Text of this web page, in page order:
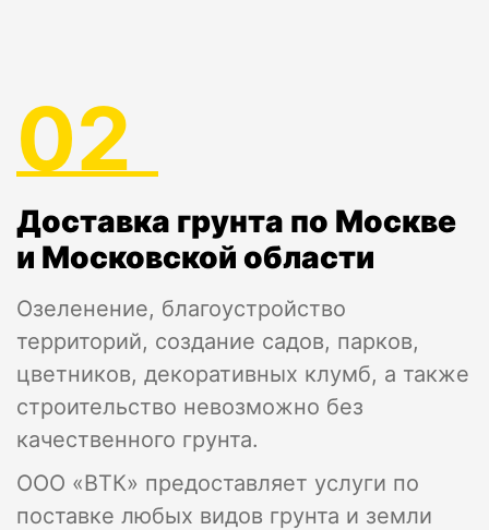
02
Доставка грунта по Москве
и Московской области
Озеленение, благоустройство
территорий, создание садов, парков,
цветников, декоративных клумб, а также
строительство невозможно без
качественного грунта.
ООО «ВТК» предоставляет услуги по
поставке любых видов грунта и земли